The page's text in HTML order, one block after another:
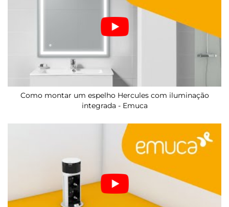
Como montar um espelho Hercules com iluminação
integrada - Emuca